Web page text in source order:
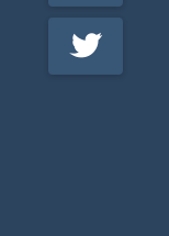
Twitter